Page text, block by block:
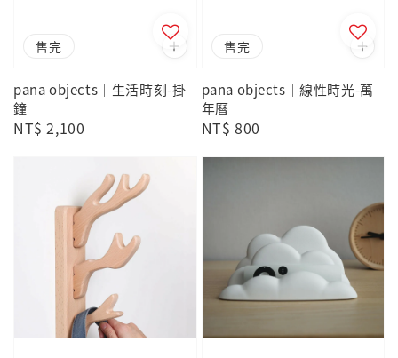
售完
pana objects｜生活時刻-掛
鐘
Regular
NT$ 2,100
售完
pana objects｜線性時光-萬
年曆
Regular
NT$ 800